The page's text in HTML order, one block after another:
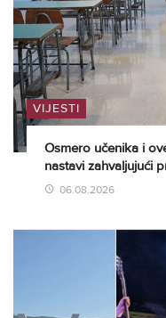
VIJESTI
Osmero učenika i
nastavi zahvaljujući
06.08.2026